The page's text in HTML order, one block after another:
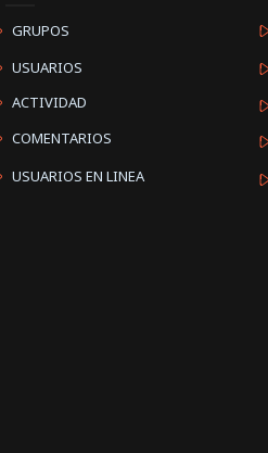
GRUPOS
USUARIOS
ACTIVIDAD
COMENTARIOS
USUARIOS EN LINEA